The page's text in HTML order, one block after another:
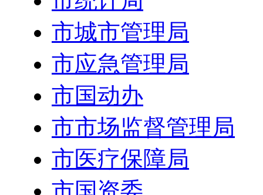
市城市管理局
市应急管理局
市国动办
市市场监督管理局
市医疗保障局